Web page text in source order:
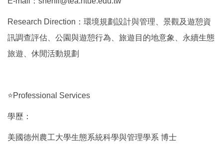
Research Direction：環境規劃設計與管理、景觀及遊憩資
訊調查評估、公園與遊憩行為、旅遊目的地意象、永續生態
旅遊、休閒活動規劃
⭐Professional Services
學歷：
美國德州農工大學生態系統科學與管理學系 博士